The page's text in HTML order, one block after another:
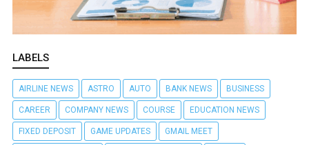
LABELS
AIRLINE NEWS ASTRO AUTO BANK NEWS BUSINESS
CAREER COMPANY NEWS COURSE EDUCATION NEWS
FIXED DEPOSIT GAME UPDATES GMAIL MEET